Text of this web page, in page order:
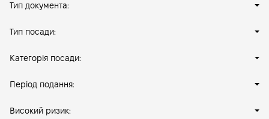
Тип документа:
Тип посади:
Категорія посади:
Період подання:
Високий ризик: